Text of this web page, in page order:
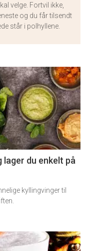
velge. Fortvil ikke,
og du får tilsendt
står i polhyllene.
du enkelt på
kyllingvinger til